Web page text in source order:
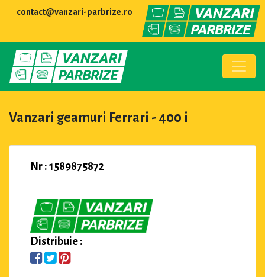
contact@vanzari-parbrize.ro
Vanzari geamuri Ferrari - 400 i
Nr : 1589875872
Distribuie :